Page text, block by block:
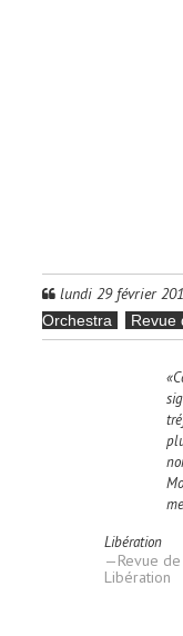
lundi 29 février
Orchestra
Revue
Libération
Revue
Libération